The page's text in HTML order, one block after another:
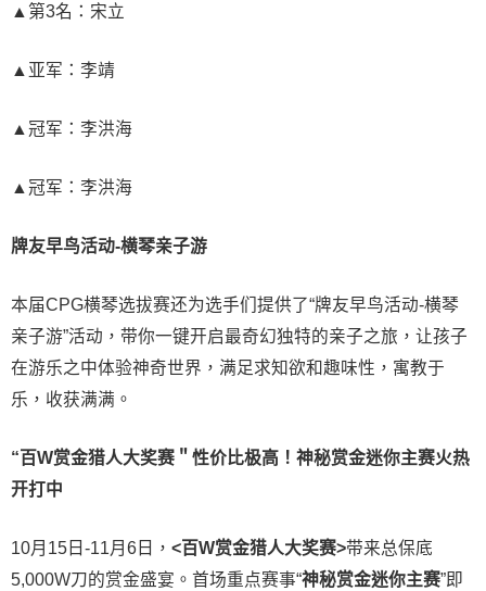
▲第3名：宋立
▲亚军：李靖
▲冠军：李洪海
▲冠军：李洪海
牌友早鸟活动-横琴亲子游
本届CPG横琴选拔赛还为选手们提供了“牌友早鸟活动-横琴
亲子游”活动，带你一键开启最奇幻独特的亲子之旅，让孩子
在游乐之中体验神奇世界，满足求知欲和趣味性，寓教于
乐，收获满满。
“百W赏金猎人大奖赛＂性价比极高！ 神秘赏金迷你主赛火热
开打中
10月15日-11月6日， <百W赏金猎人大奖赛>带来总保底
5,000W刀的赏金盛宴。首场重点赛事“神秘赏金迷你主赛”即